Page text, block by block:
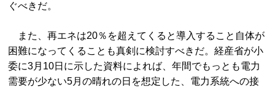
ぐべきだ。
また、再エネは20％を超えてくると導入すること自体が
困難になってくることも真剣に検討すべきだ。経産省が小
委に3月10日に示した資料によれば、年間でもっとも電力
需要が少ない5月の晴れの日を想定した、電力系統への接